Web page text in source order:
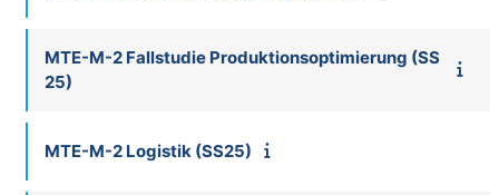
MTE-M-2 Fallstudie Produktionsoptimierung (SS
25)
MTE-M-2 Logistik (SS25)